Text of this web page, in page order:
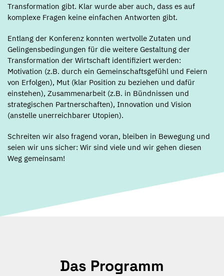
Transformation gibt. Klar wurde aber auch, dass es auf
komplexe Fragen keine einfachen Antworten gibt.
Entlang der Konferenz konnten wertvolle Zutaten und
Gelingensbedingungen für die weitere Gestaltung der
Transformation der Wirtschaft identifiziert werden:
Motivation (z.B. durch ein Gemeinschaftsgefühl und Feiern
von Erfolgen), Mut (klar Position zu beziehen und dafür
einstehen), Zusammenarbeit (z.B. in Bündnissen und
strategischen Partnerschaften), Innovation und Vision
(anstelle unerreichbarer Utopien).
Schreiten wir also fragend voran, bleiben in Bewegung und
seien wir uns sicher: Wir sind viele und wir gehen diesen
Weg gemeinsam!
Das Programm